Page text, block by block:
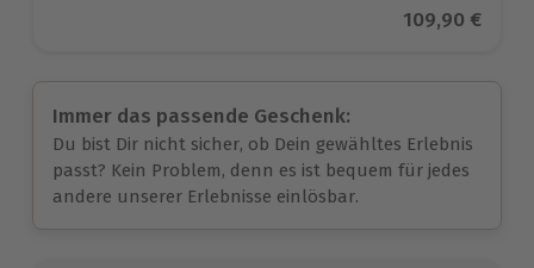
Aktueller
109,90 €
Immer das passende Geschenk:
Du bist Dir nicht sicher, ob Dein gewähltes Erlebnis
passt? Kein Problem, denn es ist bequem für jedes
andere unserer Erlebnisse einlösbar.